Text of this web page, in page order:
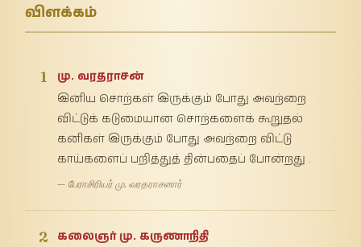
விளக்கம்
1
மு. வரதராசன்
இனிய சொற்கள் இருக்கும் போது அவற்றை
விட்டுக் கடுமையான சொற்களைக் கூறுதல்
கனிகள் இருக்கும் போது அவற்றை விட்டு
காய்களைப் பறித்துத் தின்பதைப் போன்றது .
— பேராசிரியர் மு. வரதராசனார்
2
கலைஞர் மு. கருணாநிதி